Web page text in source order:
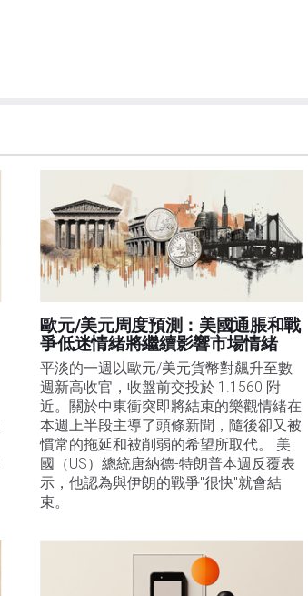
歐元/美元周度預測：美國通脹和戰
爭低迷情緒將繼續影響市場情緒
平淡的一週以歐元/美元貨幣對飆升至數
週新高收官，收盤前交投於 1.1560 附
近。關於中東衝突即將結束的樂觀情緒在
本週上半段主導了頭條新聞，隨後卻又被
慣常的拖延和被削弱的希望所取代。 美
國（US）總統唐納德-特朗普本週反覆表
示，他認為與伊朗的戰爭"很快"就會結
束。